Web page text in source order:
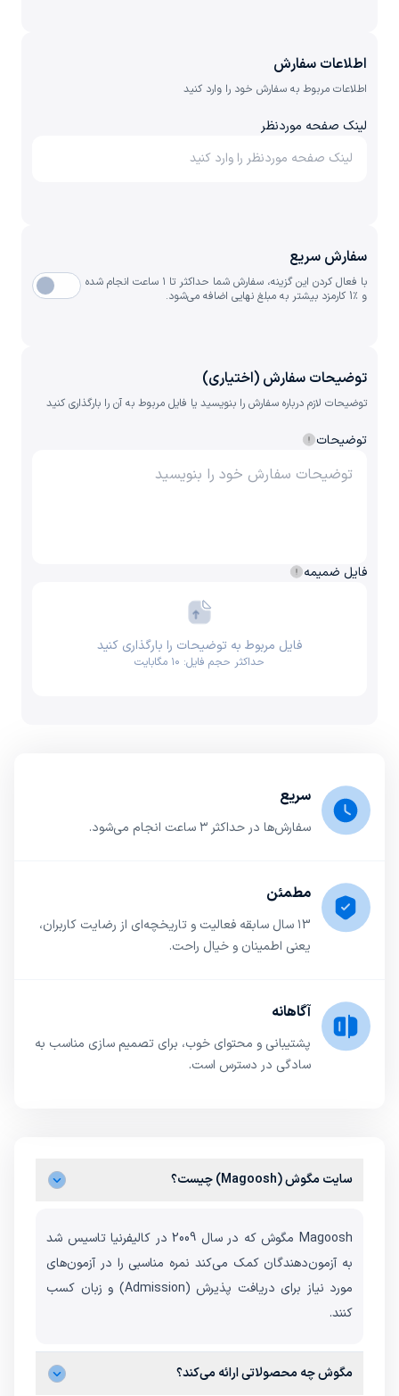
اطلاعات سفارش
اطلاعات مربوط به سفارش خود را وارد کنید
لینک صفحه موردنظر
سفارش سریع
با فعال کردن این گزینه، سفارش شما حداکثر تا ۱ ساعت انجام شده
و ٪1 کارمزد بیشتر به مبلغ نهایی اضافه می‌شود.
توضیحات سفارش (اختیاری)
توضیحات لازم درباره سفارش را بنویسید یا فایل مربوط به آن را بارگذاری کنید
توضیحات
فایل ضمیمه
فایل مربوط به توضیحات را بارگذاری کنید
حداکثر حجم فایل: ۱۰ مگابایت
سریع
سفارش‌ها در حداکثر ۳ ساعت انجام می‌شود.
مطمئن
۱3 سال سابقه فعالیت و تاریخچه‌ای از رضایت کاربران،
یعنی اطمینان و خیال راحت.
آگاهانه
پشتیبانی و محتوای خوب، برای تصمیم سازی مناسب به
سادگی در دسترس است.
سایت مگوش (Magoosh) چیست؟
Magoosh مگوش که در سال 2009 در کالیفرنیا تاسیس شد
به آزمون‌دهندگان کمک می‌کند نمره مناسبی را در آزمون‌های
مورد نیاز برای دریافت پذیرش (Admission) و زبان کسب
کنند.
مگوش چه محصولاتی ارائه ‌می‌کند؟